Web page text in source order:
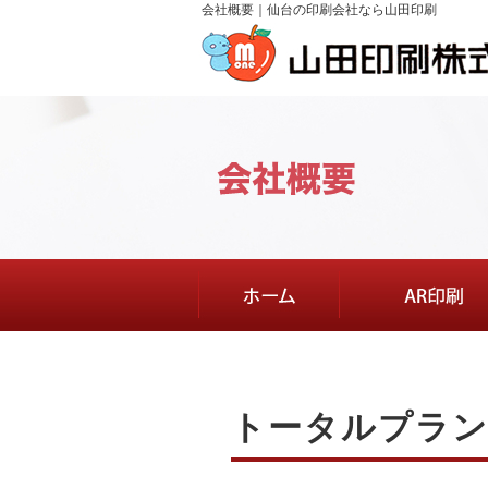
会社概要｜仙台の印刷会社なら山田印刷
トータルプラ